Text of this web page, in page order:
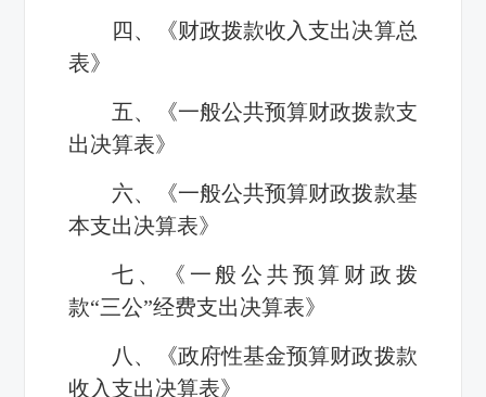
四、《财政拨款收入支出决算总
表》
五、《一般公共预算财政拨款支
出决算表》
六、《一般公共预算财政拨款基
本支出决算表》
七、《一般公共预算财政拨
款“三公”经费支出决算表》
八、《政府性基金预算财政拨款
收入支出决算表》